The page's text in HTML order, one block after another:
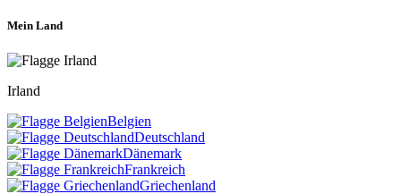
Mein Land
Irland
Belgien
Deutschland
Dänemark
Frankreich
Griechenland